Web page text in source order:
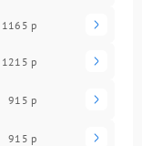
1165 р
1215 р
915 р
915 р